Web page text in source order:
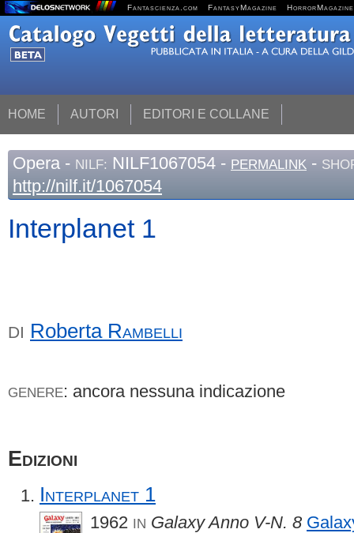
Fantascienza.com FantasyMagazine HorrorMagazine
HOME AUTORI EDITORI E COLLANE
Opera - NILF: NILF1067054 - PERMALINK -
http://nilf.it/1067054
Interplanet 1
DI Roberta Rambelli
GENERE: ancora nessuna indicazione
Edizioni
Interplanet 1
1962 IN Galaxy Anno V-N. 8